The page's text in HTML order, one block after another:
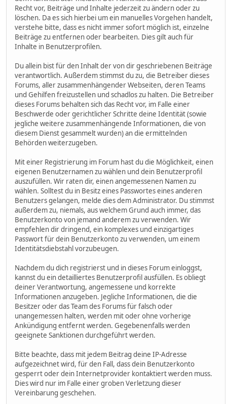
Recht vor, Beiträge und Inhalte jederzeit zu ändern oder zu
löschen. Da es sich hierbei um ein manuelles Vorgehen handelt,
verstehe bitte, dass es nicht immer sofort möglich ist, einzelne
Beiträge zu entfernen oder bearbeiten. Dies gilt auch für
Inhalte in Benutzerprofilen.
Du allein bist für den Inhalt der von dir geschriebenen Beiträge
verantwortlich. Außerdem stimmst du zu, die Betreiber dieses
Forums, aller zusammenhängender Webseiten, deren Teams
und Gehilfen freizustellen und schadlos zu halten. Die Betreiber
dieses Forums behalten sich das Recht vor, im Falle einer
Beschwerde oder gerichtlicher Schritte deine Identität (sowie
jegliche weitere zusammenhängende Informationen, die von
diesem Dienst gesammelt wurden) an die ermittelnden
Behörden weiterzugeben.
Mit einer Registrierung im Forum hast du die Möglichkeit, einen
eigenen Benutzernamen zu wählen und dein Benutzerprofil
auszufüllen. Wir raten dir, einen angemessenen Namen zu
wählen. Solltest du in Besitz eines Passwortes eines anderen
Benutzers gelangen, melde dies dem Administrator. Du stimmst
außerdem zu, niemals, aus welchem Grund auch immer, das
Benutzerkonto von jemand anderem zu verwenden. Wir
empfehlen dir dringend, ein komplexes und einzigartiges
Passwort für dein Benutzerkonto zu verwenden, um einem
Identitätsdiebstahl vorzubeugen.
Nachdem du dich registrierst und in dieses Forum einloggst,
kannst du ein detailliertes Benutzerprofil ausfüllen. Es obliegt
deiner Verantwortung, angemessene und korrekte
Informationen anzugeben. Jegliche Informationen, die die
Besitzer oder das Team des Forums für falsch oder
unangemessen halten, werden mit oder ohne vorherige
Ankündigung entfernt werden. Gegebenenfalls werden
geeignete Sanktionen durchgeführt werden.
Bitte beachte, dass mit jedem Beitrag deine IP-Adresse
aufgezeichnet wird, für den Fall, dass dein Benutzerkonto
gesperrt oder dein Internetprovider kontaktiert werden muss.
Dies wird nur im Falle einer groben Verletzung dieser
Vereinbarung geschehen.